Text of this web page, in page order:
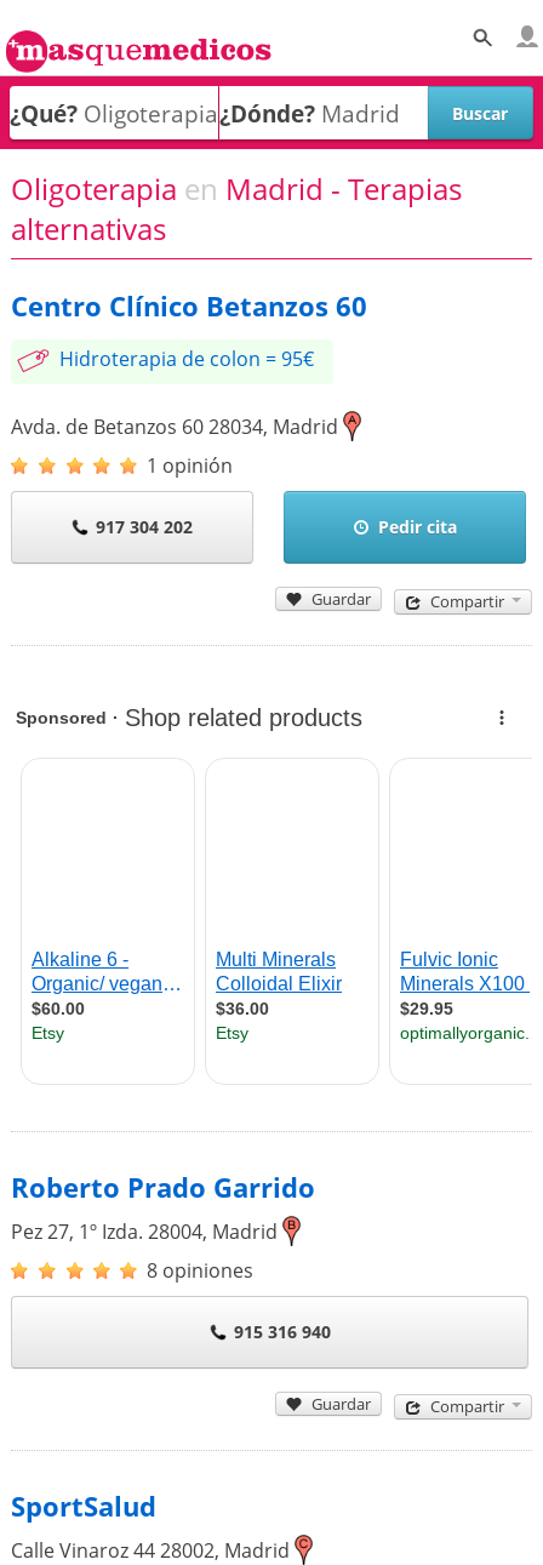
¿Qué? ¿Dónde?
Oligoterapia en Madrid - Terapias
alternativas
Centro Clínico Betanzos 60
Hidroterapia de colon = 95€
Avda. de Betanzos 6028034, Madrid
1 opinión
917 304 202 Pedir cita
Guardar Compartir
Roberto Prado Garrido
Pez 27, 1º Izda. 28004, Madrid
8 opiniones
915 316 940
Guardar Compartir
SportSalud
Calle Vinaroz 4428002, Madrid